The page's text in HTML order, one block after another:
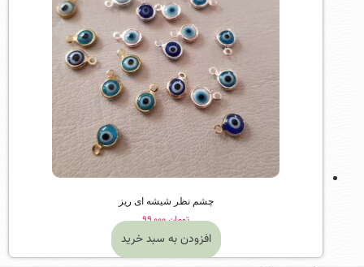
چشم نظر شیشه ای ریز
تومان۹۹,۰۰۰
افزودن به سبد خرید